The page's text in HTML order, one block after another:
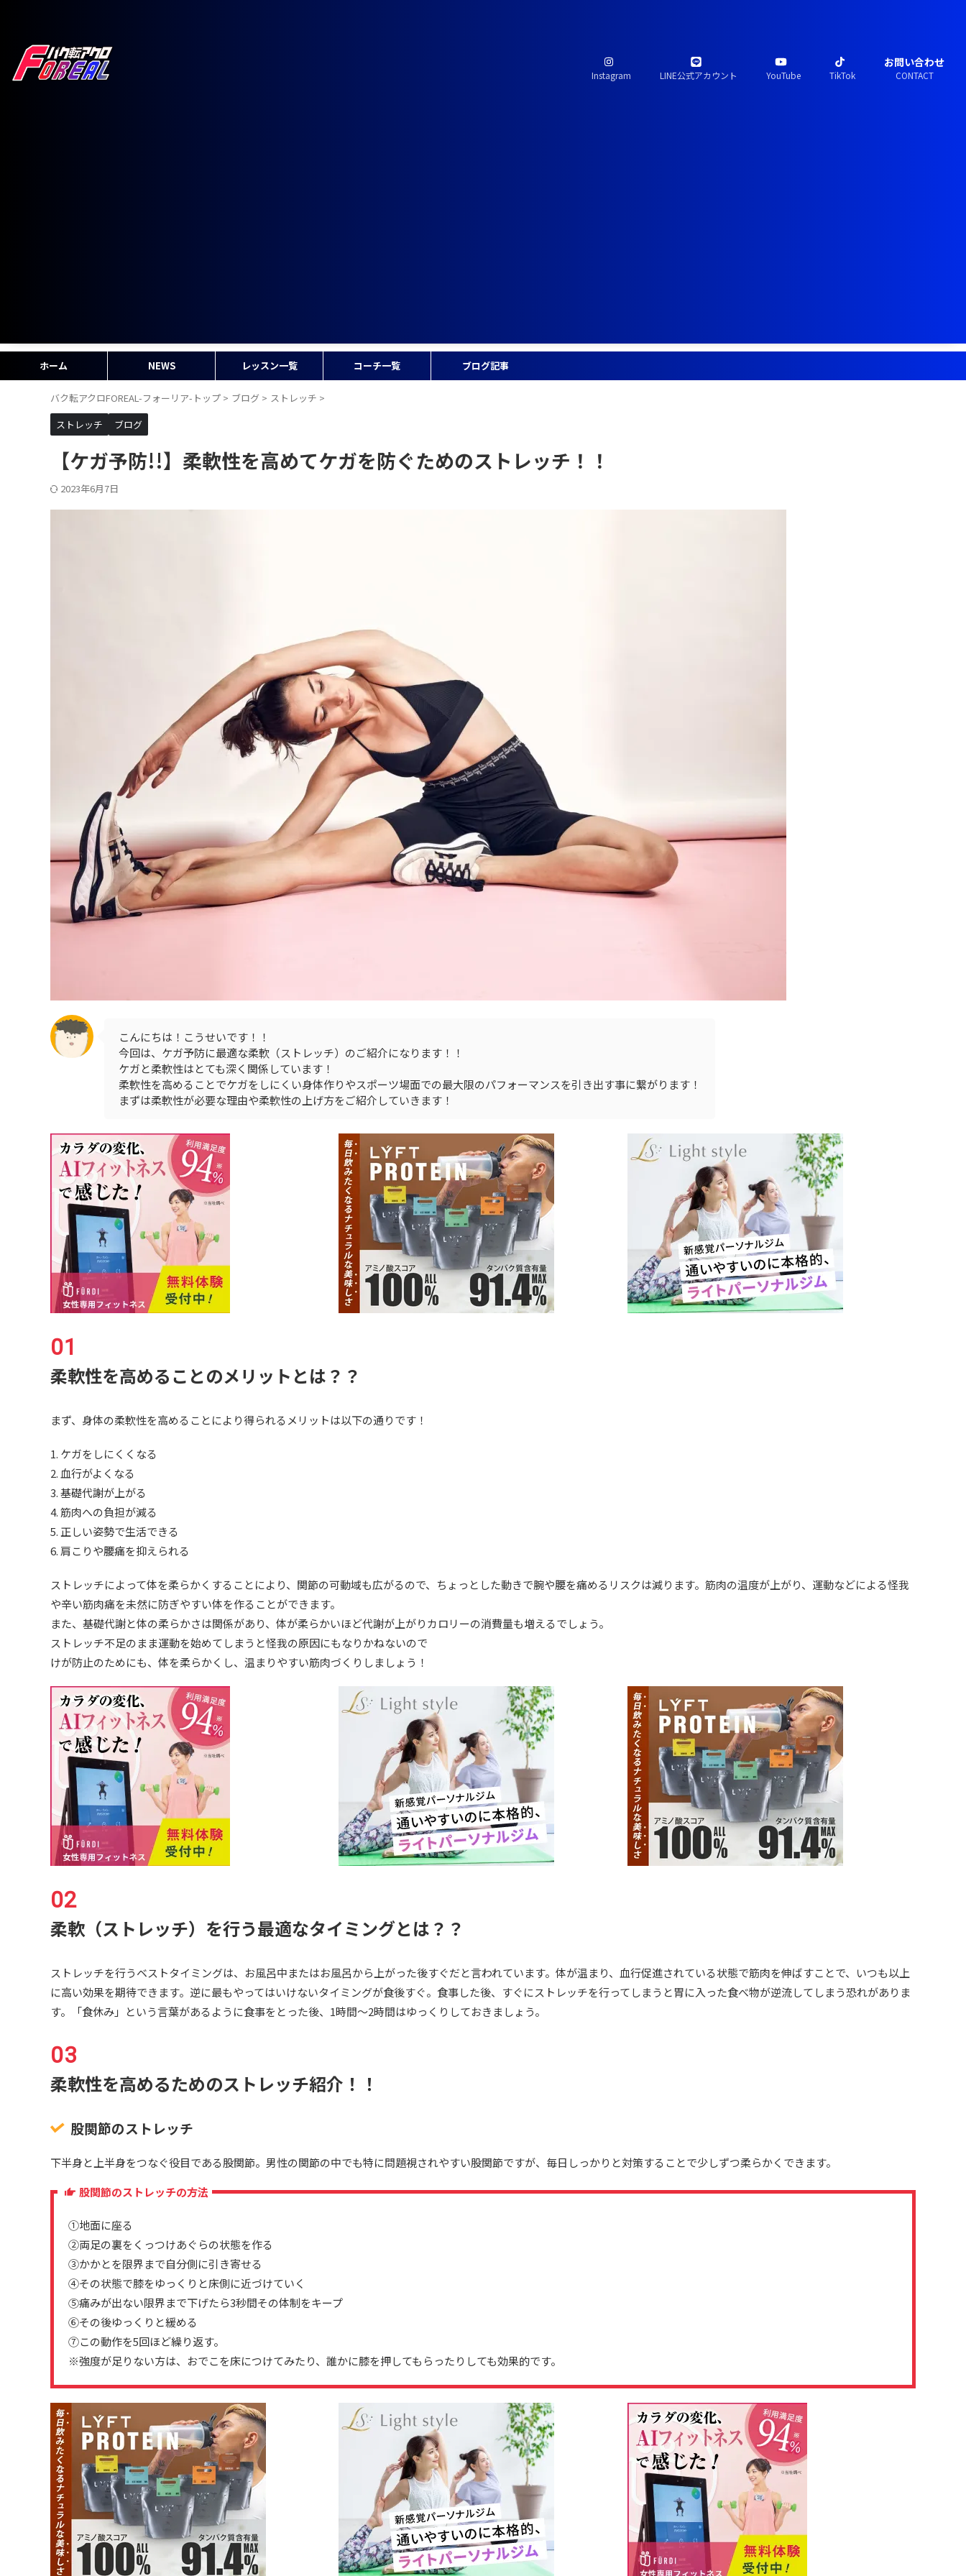
Instagram LINE公式アカウント YouTube TikTok
お問い合わせ
CONTACT
ホーム NEWS レッスン一覧 コーチ一覧 ブログ記事
バク転アクロFOREAL-フォーリア-トップ > ブログ > ストレッチ >
ストレッチ
ブログ
【ケガ予防!!】柔軟性を高めてケガを防ぐためのストレッチ！！
2023年6月7日
こんにちは！こうせいです！！
今回は、ケガ予防に最適な柔軟（ストレッチ）のご紹介になります！！
ケガと柔軟性はとても深く関係しています！
柔軟性を高めることでケガをしにくい身体作りやスポーツ場面での最大限のパフォーマンスを引き出す事に繋がります！
まずは柔軟性が必要な理由や柔軟性の上げ方をご紹介していきます！
柔軟性を高めることのメリットとは？？
まず、身体の柔軟性を高めることにより得られるメリットは以下の通りです！
1. ケガをしにくくなる
2. 血行がよくなる
3. 基礎代謝が上がる
4. 筋肉への負担が減る
5. 正しい姿勢で生活できる
6. 肩こりや腰痛を抑えられる
ストレッチによって体を柔らかくすることにより、 関節の可動域も広がるので、ちょっとした動きで腕や腰を痛めるリスクは減ります。筋肉の温度が上がり、運動などによる怪我
や辛い筋肉痛を未然に防ぎやすい体を作ることができます。
また、基礎代謝と体の柔らかさは関係があり、体が柔らかいほど代謝が上がりカロリーの消費量も増えるでしょう。
ストレッチ不足のまま運動を始めてしまうと怪我の原因にもなりかねないので
けが防止のためにも、体を柔らかくし、温まりやすい筋肉づくりしましょう！
柔軟（ストレッチ）を行う最適なタイミングとは？？
ストレッチを行うベストタイミングは、お風呂中またはお風呂から上がった後すぐだと言われています。体が温まり、血行促進されている状態で筋肉を伸ばすことで、いつも以上
に高い効果を期待できます。逆に最もやってはいけないタイミングが食後すぐ。食事した後、すぐにストレッチを行ってしまうと胃に入った食べ物が逆流してしまう恐れがありま
す。「食休み」という言葉があるように食事をとった後、1時間〜2時間はゆっくりしておきましょう。
柔軟性を高めるためのストレッチ紹介！！
股関節のストレッチ
下半身と上半身をつなぐ役目である股関節。男性の関節の中でも特に問題視されやすい股関節ですが、毎日しっかりと対策することで少しずつ柔らかくできます。
股関節のストレッチの方法
①地面に座る
②両足の裏をくっつけあぐらの状態を作る
③かかとを限界まで自分側に引き寄せる
④その状態で膝をゆっくりと床側に近づけていく
⑤痛みが出ない限界まで下げたら3秒間その体制をキープ
⑥その後ゆっくりと緩める
⑦この動作を5回ほど繰り返す。
※強度が足りない方は、おでこを床につけてみたり、誰かに膝を押してもらったりしても効果的です。